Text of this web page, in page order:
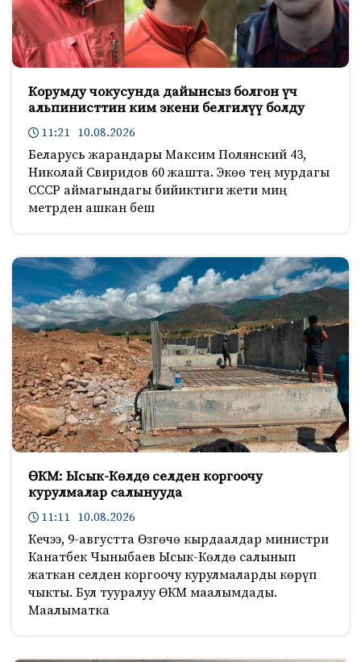
Корумду чокусунда дайынсыз болгон үч
альпинисттин ким экени белгилүү болду
11:21 10.08.2026
Беларусь жарандары Максим Полянский 43,
Николай Свиридов 60 жашта. Экөө тең мурдагы
СССР аймагындагы бийиктиги жети миң
метрден ашкан беш
ӨКМ: Ысык-Көлдө селден коргоочу
курулмалар салынууда
11:11 10.08.2026
Кечээ, 9-августта Өзгөчө кырдаалдар министри
Канатбек Чыныбаев Ысык-Көлдө салынып
жаткан селден коргоочу курулмаларды көрүп
чыкты. Бул тууралуу ӨКМ маалымдады.
Маалыматка